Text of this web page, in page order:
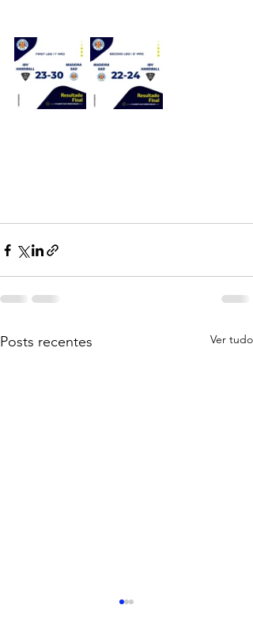
Posts recentes Ver tudo